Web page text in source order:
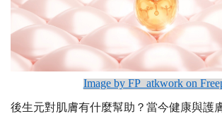
Image by FP_atkwork on
後生元對肌膚有什麼幫助？當今健康與護